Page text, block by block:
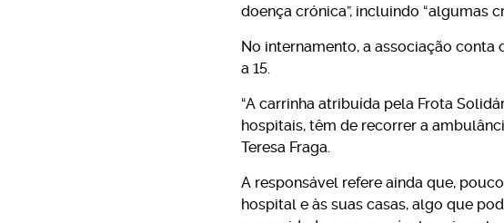
doença crónica”, incluindo “algumas
No internamento, a associação
a 15.
“A carrinha atribuída pela Frota
hospitais, têm de recorrer a
Teresa Fraga.
A responsável refere ainda que,
hospital e às suas casas, algo que